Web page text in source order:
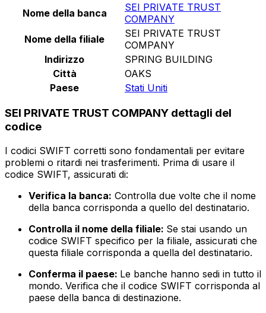
Nome della banca
SEI PRIVATE TRUST
COMPANY
Nome della filiale
SEI PRIVATE TRUST
COMPANY
Indirizzo
SPRING BUILDING
Città
OAKS
Paese
Stati Uniti
SEI PRIVATE TRUST COMPANY dettagli del
codice
I codici SWIFT corretti sono fondamentali per evitare
problemi o ritardi nei trasferimenti. Prima di usare il
codice SWIFT, assicurati di:
Verifica la banca: Controlla due volte che il nome
della banca corrisponda a quello del destinatario.
Controlla il nome della filiale: Se stai usando un
codice SWIFT specifico per la filiale, assicurati che
questa filiale corrisponda a quella del destinatario.
Conferma il paese: Le banche hanno sedi in tutto il
mondo. Verifica che il codice SWIFT corrisponda al
paese della banca di destinazione.